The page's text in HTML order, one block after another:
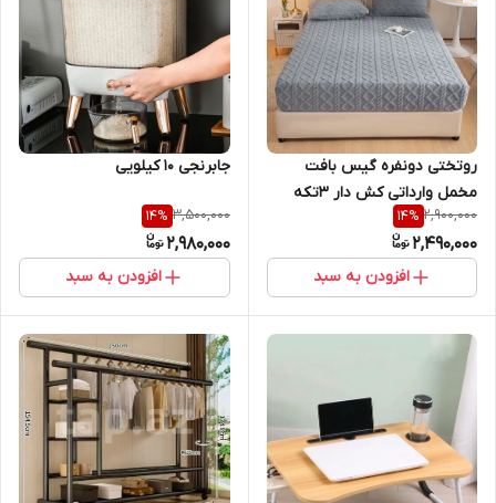
روتختی دونفره گیس بافت
مخمل وارداتی کش دار ۳تکه
2,900,000
14%
2,490,000
افزودن به سبد
جابرنجی 10 کیلویی
3,500,000
14%
2,980,000
افزودن به سبد